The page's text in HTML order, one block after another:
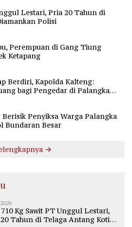
Lestari, Pria 20 Tahun di
Polisi
Perempuan di Gang Tiung
Ketapang
Berdiri, Kapolda Kalteng:
bagi Pengedar di Palangka
Penyiksa Warga Palangka
Bundaran Besar
Kg Sawit PT Unggul Lestari,
Tahun di Telaga Antang Kotim